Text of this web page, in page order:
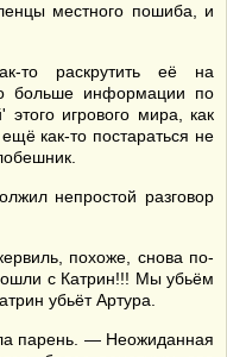
местного пошиба, и
то раскрутить её на
больше информации по
игрового мира, как
как-то постараться не
непростой разговор
похоже, снова по-
с Катрин!!! Мы убьём
убьёт Артура.
парень. — Неожиданная